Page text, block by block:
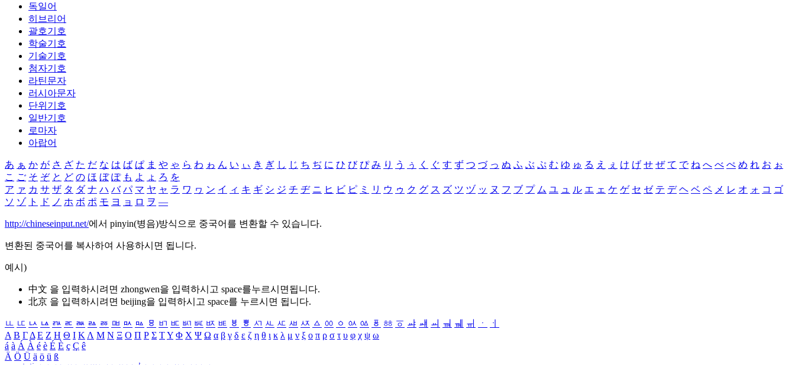
독일어
히브리어
괄호기호
학술기호
기술기호
첨자기호
라틴문자
러시아문자
단위기호
일반기호
로마자
아랍어
あ ぁ か が さ ざ た だ な は ば ぱ ま や ゃ ら わ ゎ ん い ぃ き ぎ し じ ち ぢ に ひ び ぴ み り う ぅ く ぐ す ず つ づ っ ぬ ふ ぶ ぷ む ゆ ゅ る え ぇ け げ せ ぜ て で ね へ べ ぺ め れ お ぉ
こ ご そ ぞ と ど の ほ ぼ ぽ も よ ょ ろ を
ア ァ カ サ ザ タ ダ ナ ハ バ パ マ ヤ ャ ラ ワ ヮ ン イ ィ キ ギ シ ジ チ ヂ ニ ヒ ビ ピ ミ リ ウ ゥ ク グ ス ズ ツ ヅ ッ ヌ フ ブ プ ム ユ ュ ル エ ェ ケ ゲ セ ゼ テ デ ヘ ベ ペ メ レ オ ォ コ ゴ
ソ ゾ ト ド ノ ホ ボ ポ モ ヨ ョ ロ ヲ ―
http://chineseinput.net/에서 pinyin(병음)방식으로 중국어를 변환할 수 있습니다.
변환된 중국어를 복사하여 사용하시면 됩니다.
예시)
中文 을 입력하시려면 zhongwen을 입력하시고 space를누르시면됩니다.
北京 을 입력하시려면 beijing을 입력하시고 space를 누르시면 됩니다.
ㅥ ㅦ ㅧ ㅨ ㅩ ㅪ ㅫ ㅬ ㅭ ㅮ ㅯ ㅰ ㅱ ㅲ ㅳ ㅴ ㅵ ㅶ ㅷ ㅸ ㅹ ㅺ ㅻ ㅼ ㅽ ㅾ ㅿ ㆀ ㆁ ㆂ ㆃ ㆄ ㆅ ㆆ ㆇ ㆈ ㆉ ㆊ ㆋ ㆌ ㆍ
ㆎ
Α Β ΓΔ Ε Ζ Η Θ Ι ΚΛ Μ Ν Ξ Ο Π Ρ Σ ΤΥ Φ Χ Ψ Ω α β γ δ ε ζ η θ ι κ λ μ ν ξ ο π ρ σ τ υ φ χ ψ ω
á à Á À é è É È ç Ç ê
Ä Ö Ü ä ö ü ß